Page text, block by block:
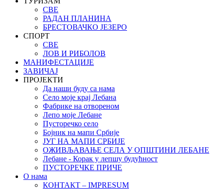
СВЕ
РАДАН ПЛАНИНА
БРЕСТОВАЧКО ЈЕЗЕРО
СПОРТ
СВЕ
ЛОВ И РИБОЛОВ
МАНИФЕСТАЦИЈЕ
ЗАВИЧАЈ
ПРОЈЕКТИ
Да наши буду са нама
Село моје крај Лебана
Фабрике на отвореном
Лепо моје Лебане
Пусторечко село
Бојник на мапи Србије
ЈУГ НА МАПИ СРБИЈЕ
ОЖИВЉАВАЊЕ СЕЛА У ОПШТИНИ ЛЕБАНЕ
Лебане - Корак у лепшу будућност
ПУСТОРЕЧКЕ ПРИЧЕ
О нама
КОНТАКТ – IMPRESUM